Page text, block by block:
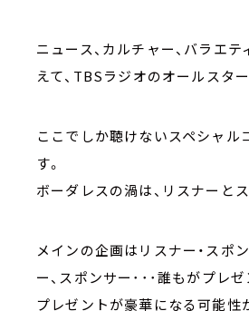
ニュース、カルチャー、バラエ
えて、TBSラジオのオールスタ
ここでしか聴けないスペシャル
す。
ボーダレスの渦は、リスナーと
メインの企画はリスナー・スポ
ー、スポンサー･･･誰もがプレ
プレゼントが豪華になる可能性